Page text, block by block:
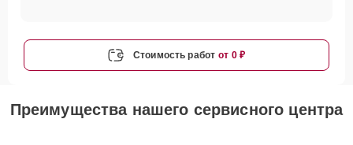
Стоимость работ от 0 ₽
Преимущества нашего сервисного центра